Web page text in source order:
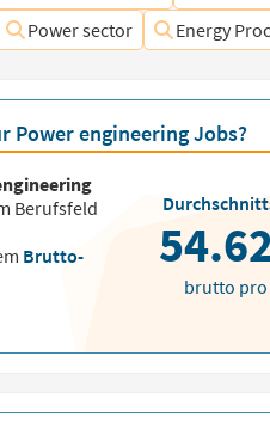
Power sector Energy
Power engineering Jobs?
Berufsfeld
Brutto-
brutto